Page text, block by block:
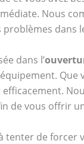
Nous
dans
dans l’
Que
de vous offrir
tenter de